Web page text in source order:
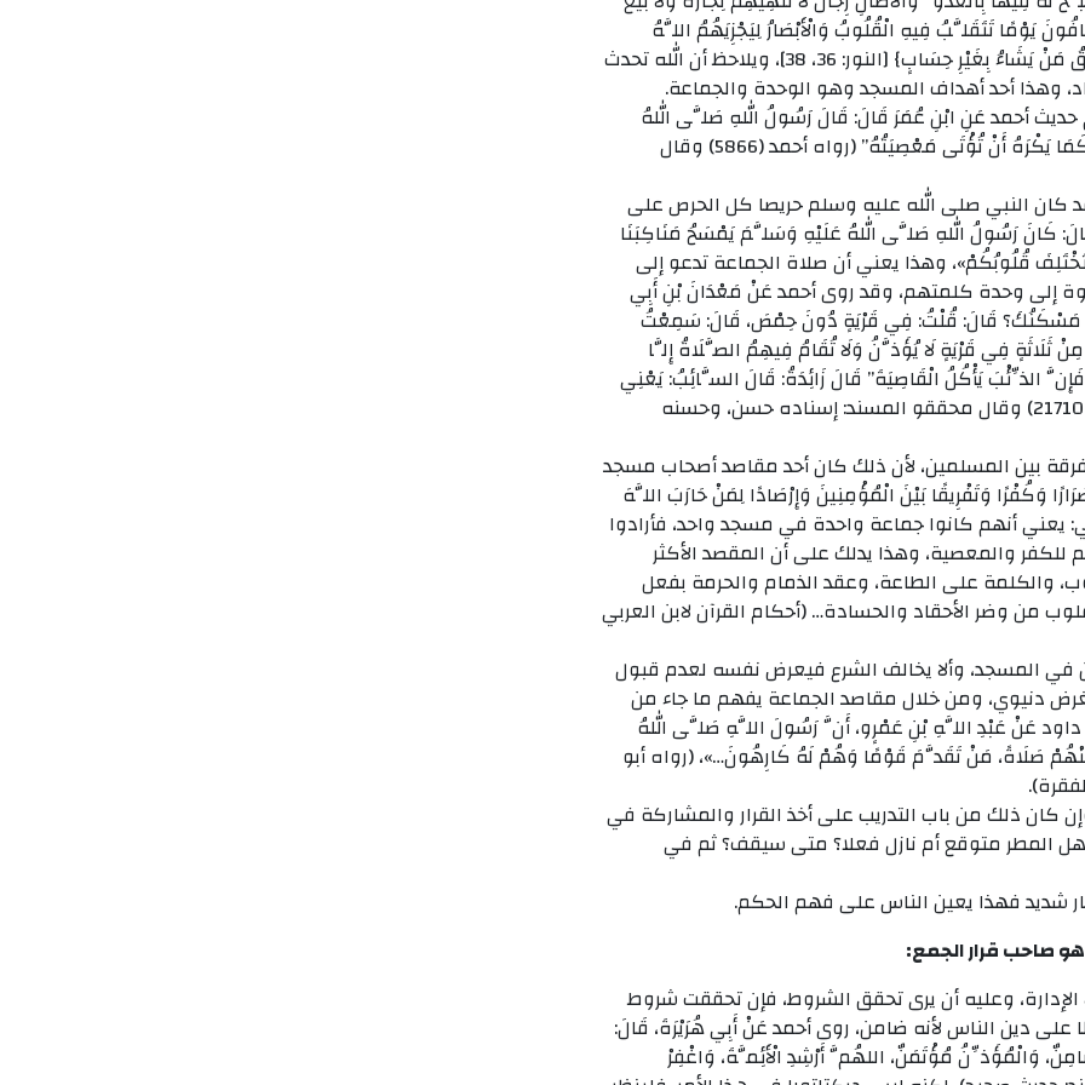
يَوْمًا تَتَقَلَّبُ فِيهِ الْقُلُوبُ وَالْأَبْصَارُ لِيَجْزِيَهُمُ اللَّهُ
أَحْسَنَ مَا عَمِلُوا وَيَزِيدَهُمْ مِنْ فَضْلِهِ وَاللَّهُ يَرْزُقُ مَنْ يَشَاءُ بِغَيْرِ حِسَابٍ} [النور: 36، 38]، ويلاحظ أن الله تحدث
وهذا أحد أهداف المسجد وهو الوحدة والجماعة.
حديث أحمد عَنِ ابْنِ عُمَرَ قَالَ: قَالَ رَسُولُ اللهِ صَلَّى اللهُ
عَلَيْهِ وَسَلَّمَ: ” إِنَّ اللهَ يُحِبُّ أَنْ تُؤْتَى رُخَصُهُ، كَمَا يَكْرَهُ أَنْ تُؤْتَى مَعْصِيَتُهُ” (رواه أحمد (5866) وقال
كان النبي صلى الله عليه وسلم حريصا كل الحرص على
كَانَ رَسُولُ اللهِ صَلَّى اللهُ عَلَيْهِ وَسَلَّمَ يَمْسَحُ مَنَاكِبَنَا
قُلُوبُكُمْ»، وهذا يعني أن صلاة الجماعة تدعو إلى
إلى وحدة كلمتهم، وقد روى أحمد عَنْ مَعْدَانَ بْنِ أَبِي
مَسْكَنُكَ؟ قَالَ: قُلْتُ: فِي قَرْيَةٍ دُونَ حِمْصَ، قَالَ: سَمِعْتُ
فِي قَرْيَةٍ لَا يُؤَذَّنُ وَلَا تُقَامُ فِيهِمُ الصَّلَاةُ إِلَّا
الذِّئْبَ يَأْكُلُ الْقَاصِيَةَ” قَالَ زَائِدَةُ: قَالَ السَّائِبُ: يَعْنِي
بِالْجَمَاعَةِ: الصَّلَاةَ فِي الْجَمَاعَةِ… (رواه أحمد (21710) وقال محققو المسند: إسناده حسن، وحسنه
بين المسلمين، لأن ذلك كان أحد مقاصد أصحاب مسجد
وَكُفْرًا وَتَفْرِيقًا بَيْنَ الْمُؤْمِنِينَ وَإِرْصَادًا لِمَنْ حَارَبَ اللَّهَ
107]، قال ابن العربي: يعني أنهم كانوا جماعة واحدة في مسجد واحد، فأرادوا
والمعصية، وهذا يدلك على أن المقصد الأكثر
والكلمة على الطاعة، وعقد الذمام والحرمة بفعل
من وضر الأحقاد والحسادة… (أحكام القرآن لابن العربي
المسجد، وألا يخالف الشرع فيعرض نفسه لعدم قبول
دنيوي، ومن خلال مقاصد الجماعة يفهم ما جاء من
عَنْ عَبْدِ اللَّهِ بْنِ عَمْرٍو، أَنَّ رَسُولَ اللَّهِ صَلَّى اللهُ
صَلَاةً، مَنْ تَقَدَّمَ قَوْمًا وَهُمْ لَهُ كَارِهُونَ…»، (رواه أبو
كان ذلك من باب التدريب على أخذ القرار والمشاركة في
هل المطر متوقع أم نازل فعلا؟ متى سيقف؟ ثم في
شديد فهذا يعين الناس على فهم الحكم.
هو صاحب قرار الجمع:
الإدارة، وعليه أن يرى تحقق الشروط، فإن تحققت شروط
دين الناس لأنه ضامن، روى أحمد عَنْ أَبِي هُرَيْرَةَ، قَالَ:
وَالْمُؤَذِّنُ مُؤْتَمَنٌ، اللهُمَّ أَرْشِدِ الْأَئِمَّةَ، وَاغْفِرْ